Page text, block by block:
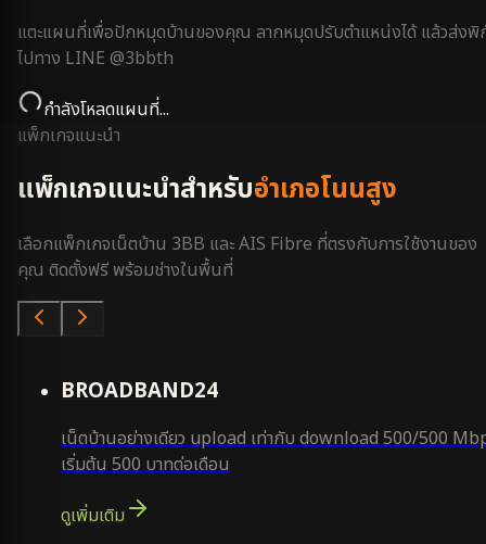
แตะแผนที่เพื่อปักหมุดบ้านของคุณ ลากหมุดปรับตำแหน่งได้ แล้วส่งพิ
ไปทาง LINE @3bbth
กำลังโหลดแผนที่...
แพ็กเกจแนะนำ
แพ็กเกจแนะนำสำหรับอำเภอโนนสูง
เลือกแพ็กเกจเน็ตบ้าน 3BB และ AIS Fibre ที่ตรงกับการใช้งานของ
คุณ ติดตั้งฟรี พร้อมช่างในพื้นที่
BROADBAND24
เน็ตบ้านอย่างเดียว upload เท่ากับ download 500/500
เริ่มต้น 500 บาทต่อเดือน
ดูเพิ่มเติม